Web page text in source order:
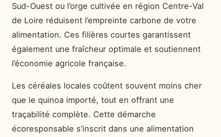
Sud-Ouest ou l’orge cultivée en région Centre-Val
de Loire réduisent l’empreinte carbone de votre
alimentation. Ces filières courtes garantissent
également une fraîcheur optimale et soutiennent
l’économie agricole française.
Les céréales locales coûtent souvent moins cher
que le quinoa importé, tout en offrant une
traçabilité complète. Cette démarche
écoresponsable s’inscrit dans une alimentation